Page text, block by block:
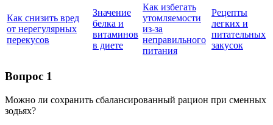
Как снизить вред
от нерегулярных
перекусов
Значение
белка и
витаминов
в диете
Как избегать
утомляемости
из-за
неправильного
питания
Рецепты
легких и
питательных
закусок
Вопрос 1
Можно ли сохранить сбалансированный рацион при сменных
зодьях?